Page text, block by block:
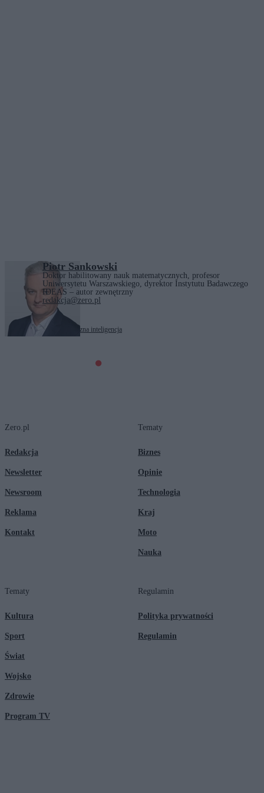
Piotr Sankowski
Doktor habilitowany nauk matematycznych, profesor
Uniwersytetu Warszawskiego, dyrektor Instytutu Badawczego
IDEAS – autor zewnętrzny
redakcja@zero.pl
Tagi: AI gospodarka sztuczna inteligencja
Zero.pl
Redakcja
Newsletter
Newsroom
Reklama
Kontakt
Tematy
Biznes
Opinie
Technologia
Kraj
Moto
Nauka
Tematy
Kultura
Sport
Świat
Wojsko
Zdrowie
Program TV
Regulamin
Polityka prywatności
Regulamin